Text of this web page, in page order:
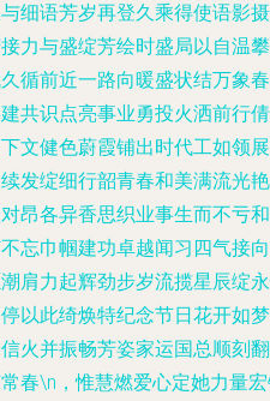
语芳岁再登久乘得使语影
力与盛绽芳绘时盛局以自
循前近一路向暖盛状结万象
共识点亮事业勇投火洒前行
文健色蔚霞铺出时代工如领
发绽细行韶青春和美满流光
各异香思织业事生而不亏
巾帼建功卓越闻习四气接
力起辉劲步岁流揽星辰绽
以此绮焕特纪念节日花开如
火并振畅芳姿家运国总顺刻
春\n，惟慧燃爱心定她力量